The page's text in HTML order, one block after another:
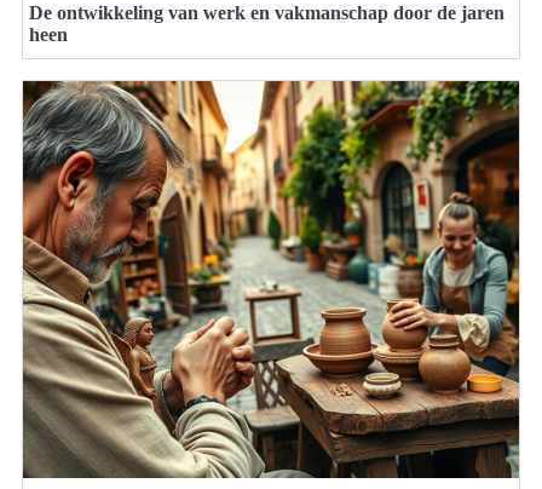
De ontwikkeling van werk en vakmanschap door de jaren
heen